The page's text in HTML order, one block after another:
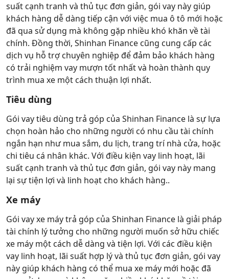
suất cạnh tranh và thủ tục đơn giản, gói vay này giúp
khách hàng dễ dàng tiếp cận với việc mua ô tô mới hoặc
đã qua sử dụng mà không gặp nhiều khó khăn về tài
chính. Đồng thời, Shinhan Finance cũng cung cấp các
dịch vụ hỗ trợ chuyên nghiệp để đảm bảo khách hàng
có trải nghiệm vay mượn tốt nhất và hoàn thành quy
trình mua xe một cách thuận lợi nhất.
Tiêu dùng
Gói vay tiêu dùng trả góp của Shinhan Finance là sự lựa
chọn hoàn hảo cho những người có nhu cầu tài chính
ngắn hạn như mua sắm, du lịch, trang trí nhà cửa, hoặc
chi tiêu cá nhân khác. Với điều kiện vay linh hoạt, lãi
suất cạnh tranh và thủ tục đơn giản, gói vay này mang
lại sự tiện lợi và linh hoạt cho khách hàng..
Xe máy
Gói vay xe máy trả góp của Shinhan Finance là giải pháp
tài chính lý tưởng cho những người muốn sở hữu chiếc
xe máy một cách dễ dàng và tiện lợi. Với các điều kiện
vay linh hoạt, lãi suất hợp lý và thủ tục đơn giản, gói vay
này giúp khách hàng có thể mua xe máy mới hoặc đã